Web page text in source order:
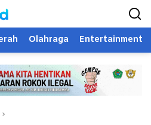
Olahraga Entertainment